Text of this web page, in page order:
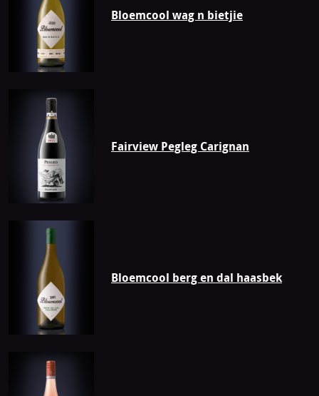
Bloemcool wag n bietjie
Fairview Pegleg Carignan
Bloemcool berg en dal haasbek